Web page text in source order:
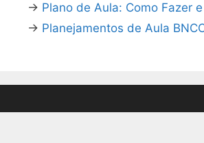
→ Plano de Aula: Como Fazer
→ Planejamentos de Aula